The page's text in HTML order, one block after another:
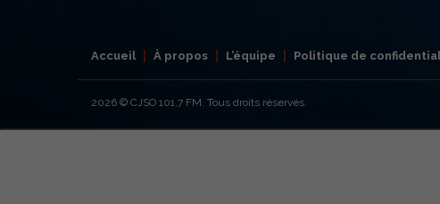
Accueil À propos L’équipe Politique de
2026 © CJSO 101,7 FM. Tous droits réservés.